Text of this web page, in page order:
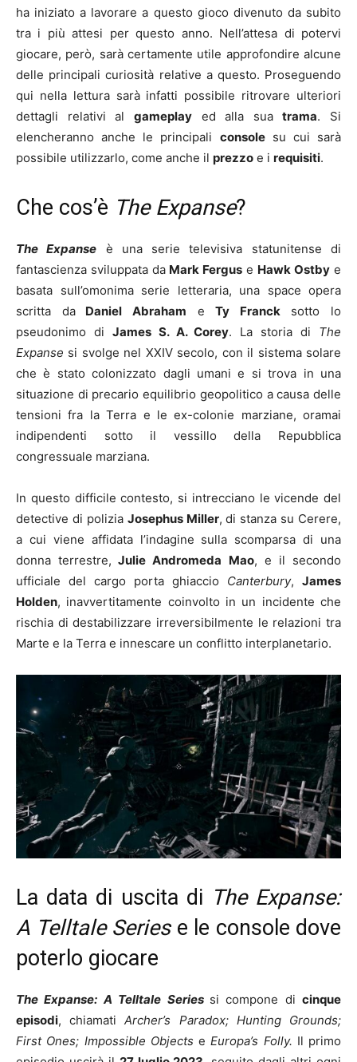
ha iniziato a lavorare a questo gioco divenuto da subito
tra i più attesi per questo anno. Nell’attesa di potervi
giocare, però, sarà certamente utile approfondire alcune
delle principali curiosità relative a questo. Proseguendo
qui nella lettura sarà infatti possibile ritrovare ulteriori
dettagli relativi al gameplayed alla suatrama. Si
elencheranno anche le principali consolesu cui sarà
possibile utilizzarlo, come anche il prezzo e i requisiti.
Che cos’è The Expanse?
The Expanse è una serie televisiva statunitense di
fantascienza sviluppata da Mark Fergus e Hawk Ostby e
basata sull’omonima serie letteraria, una space opera
scritta daDaniel Abraham eTy Francksotto lo
pseudonimo di James S. A. Corey. La storia di The
Expanse si svolge nel XXIV secolo, con il sistema solare
che è stato colonizzato dagli umani e si trova in una
situazione di precario equilibrio geopolitico a causa delle
tensioni fra la Terra e le ex-colonie marziane, oramai
indipendenti sotto il vessillo della Repubblica
congressuale marziana.
In questo difficile contesto, si intrecciano le vicende del
detective di polizia Josephus Miller, di stanza su Cerere,
a cui viene affidata l’indagine sulla scomparsa di una
donna terrestre, Julie Andromeda Mao, e il secondo
ufficiale del cargo porta ghiaccio Canterbury, James
Holden, inavvertitamente coinvolto in un incidente che
rischia di destabilizzare irreversibilmente le relazioni tra
Marte e la Terra e innescare un conflitto interplanetario.
La data di uscita di The Expanse:
A Telltale Series e le console dove
poterlo giocare
The Expanse: A Telltale Series si compone di cinque
episodi, chiamatiArcher’s Paradox; Hunting Grounds;
First Ones; Impossible Objects eEuropa’s Folly. Il primo